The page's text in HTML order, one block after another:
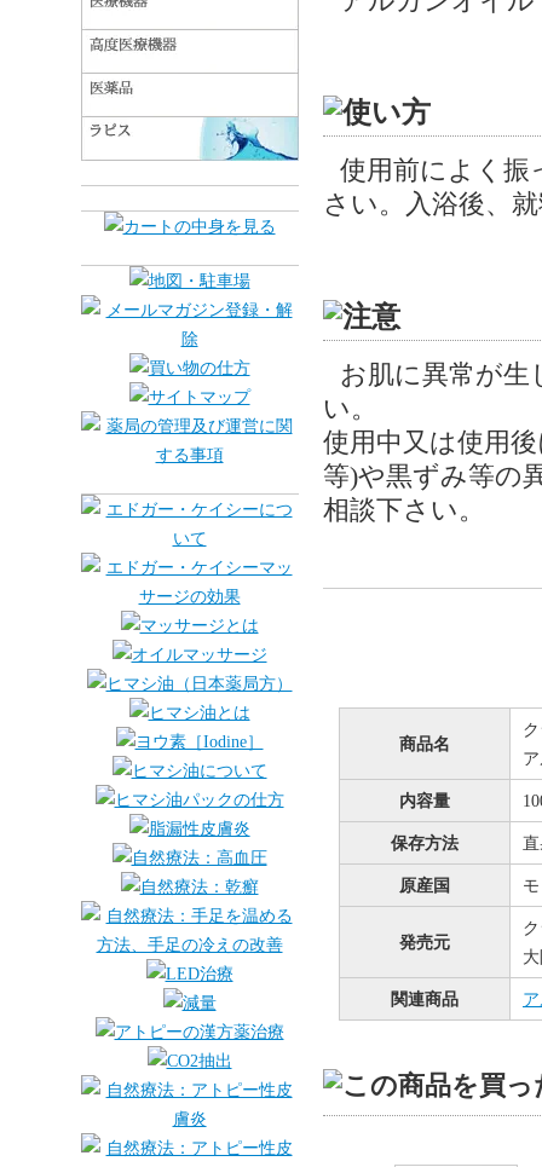
使用前によく振
さい。入浴後、
お肌に異常が生
い。
使用中又は使用
等)や黒ずみ等の
相談下さい。
商品名
内容量
保存方法
原産国
発売元
関連商品